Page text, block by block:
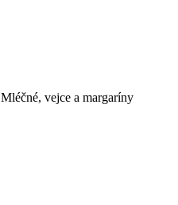
Mléčné, vejce a margaríny